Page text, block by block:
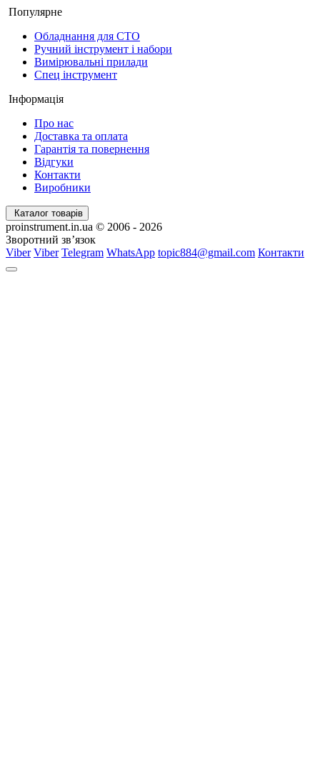
Популярне
Обладнання для СТО
Ручний інструмент і набори
Вимірювальні прилади
Спец інструмент
Інформація
Про нас
Доставка та оплата
Гарантія та повернення
Відгуки
Контакти
Виробники
Каталог товарів
proinstrument.in.ua © 2006 - 2026
Зворотний зв’язок
Viber Viber Telegram WhatsApp topic884@gmail.com Контакти